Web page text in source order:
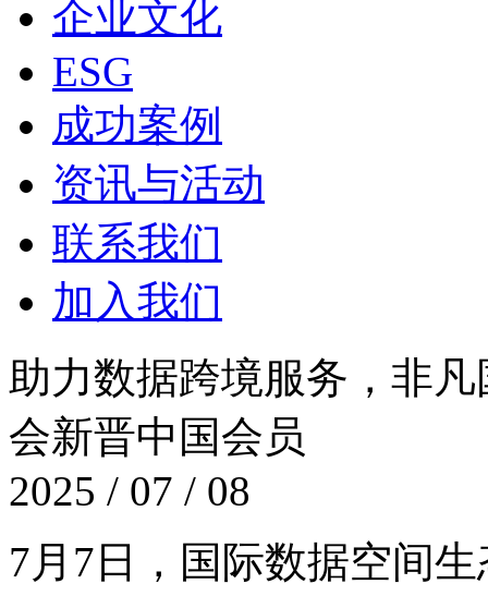
企业文化
ESG
成功案例
资讯与活动
联系我们
加入我们
助力数据跨境服务，
会新晋中国会员
2025 / 07 / 08
7月7日，国际数据空